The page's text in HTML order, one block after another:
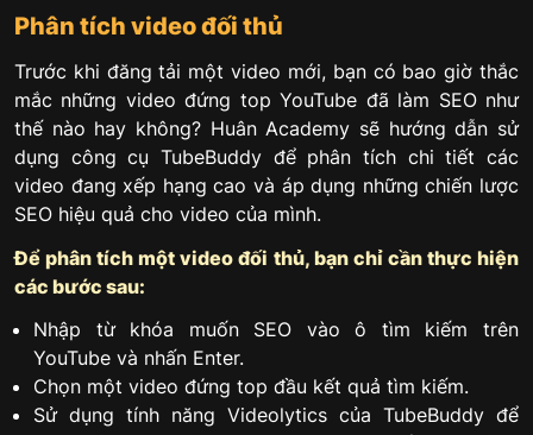
Phân tích video đối thủ
Trước khi đăng tải một video mới, bạn có bao giờ thắc
mắc những video đứng top YouTube đã làm SEO như
thế nào hay không? Huân Academy sẽ hướng dẫn sử
dụng công cụ TubeBuddy để phân tích chi tiết các
video đang xếp hạng cao và áp dụng những chiến lược
SEO hiệu quả cho video của mình.
Để phân tích một video đối thủ, bạn chỉ cần thực hiện
các bước sau:
Nhập từ khóa muốn SEO vào ô tìm kiếm trên
YouTube và nhấn Enter.
Chọn một video đứng top đầu kết quả tìm kiếm.
Sử dụng tính năng Videolytics của TubeBuddy để